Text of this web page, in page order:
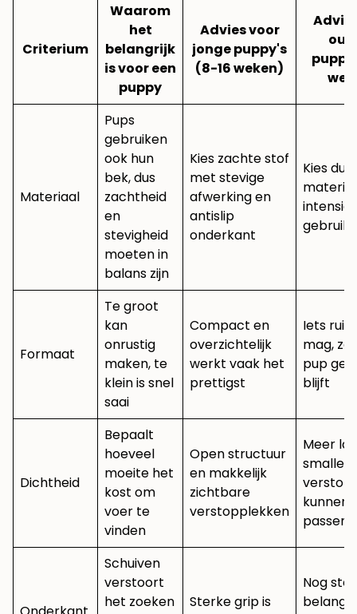
Criterium
Waarom
het
belangrijk
is voor een
puppy
Advies voor
jonge puppy's
(8-16 weken)
Materiaal
Pups
gebruiken
ook hun
bek, dus
zachtheid
en
stevigheid
moeten in
balans zijn
Kies zachte stof
met stevige
afwerking en
antislip
onderkant
Kies
gebruik
Formaat
Te groot
kan
onrustig
maken, te
klein is snel
saai
Compact en
overzichtelijk
werkt vaak het
prettigst
Iets
mag,
pup
blijft
Dichtheid
Bepaalt
hoeveel
moeite het
kost om
voer te
vinden
Open structuur
en makkelijk
zichtbare
verstopplekken
Meer
smallere
kunnen
Schuiven
verstoort
het zoeken
Sterke grip is
Nog